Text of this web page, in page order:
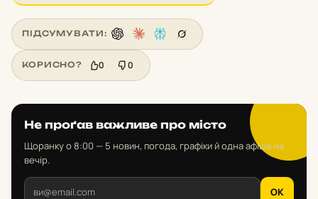
ПІДСУМУВАТИ:
КОРИСНО? 0 0
Не проґав важливе про місто
Щоранку о 8:00 — 5 новин, погода, графіки й одна афіша на
вечір.
OK